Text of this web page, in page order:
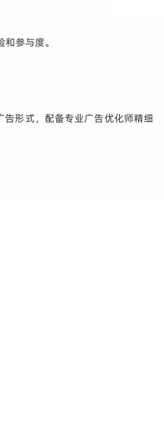
参与度。
形式，配备专业广告优化师精细